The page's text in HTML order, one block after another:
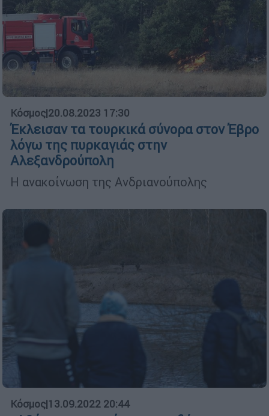
Κόσμος|20.08.2023 17:30
Έκλεισαν τα τουρκικά σύνορα στον Έβρο
λόγω της πυρκαγιάς στην
Αλεξανδρούπολη
Η ανακοίνωση της Ανδριανούπολης
Κόσμος|13.09.2022 20:44